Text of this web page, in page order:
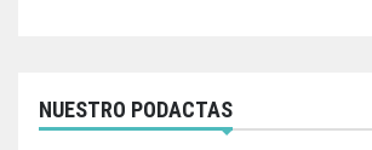
NUESTRO PODACTAS